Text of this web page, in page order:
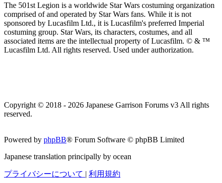
The 501st Legion is a worldwide Star Wars costuming organization
comprised of and operated by Star Wars fans. While it is not
sponsored by Lucasfilm Ltd., it is Lucasfilm's preferred Imperial
costuming group. Star Wars, its characters, costumes, and all
associated items are the intellectual property of Lucasfilm. © & ™
Lucasfilm Ltd. All rights reserved. Used under authorization.
Copyright © 2018 - 2026 Japanese Garrison Forums v3 All rights
reserved.
Powered by phpBB® Forum Software © phpBB Limited
Japanese translation principally by ocean
プライバシーについて | 利用規約